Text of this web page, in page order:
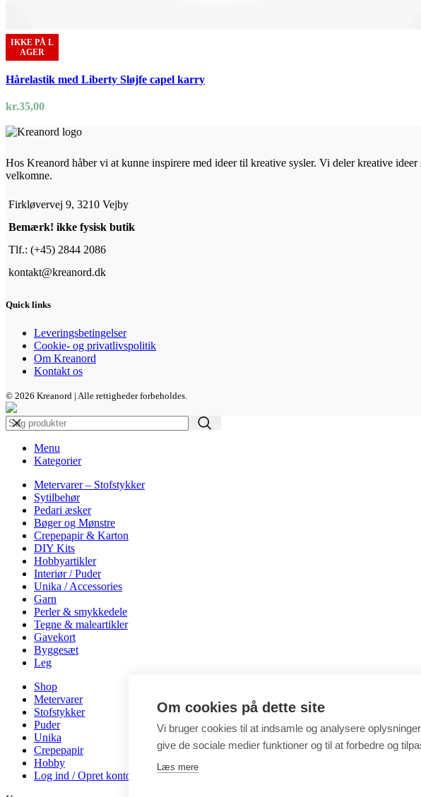
IKKE PÅ L
AGER
Hårelastik med Liberty Sløjfe capel karry
kr.35,00
Hos Kreanord håber vi at kunne inspirere med ideer til kreative sysler. Vi deler kreative
velkomne.
Firkløvervej 9, 3210 Vejby
Bemærk! ikke fysisk butik
Tlf.: (+45) 2844 2086
kontakt@kreanord.dk
Quick links
Leveringsbetingelser
Cookie- og privatlivspolitik
Om Kreanord
Kontakt os
© 2026 Kreanord | Alle rettigheder forbeholdes.
Menu
Kategorier
Metervarer – Stofstykker
Sytilbehør
Pedari æsker
Bøger og Mønstre
Crepepapir & Karton
DIY Kits
Hobbyartikler
Interiør / Puder
Unika / Accessories
Garn
Perler & smykkedele
Tegne & maleartikler
Gavekort
Byggesæt
Leg
Shop
Metervarer
Stofstykker
Puder
Unika
Crepepapir
Hobby
Log ind / Opret konto
Om cookies på dette site
Vi bruger cookies til at indsamle og analysere
give de sociale medier funktioner og til at forbedre og
Læs mere